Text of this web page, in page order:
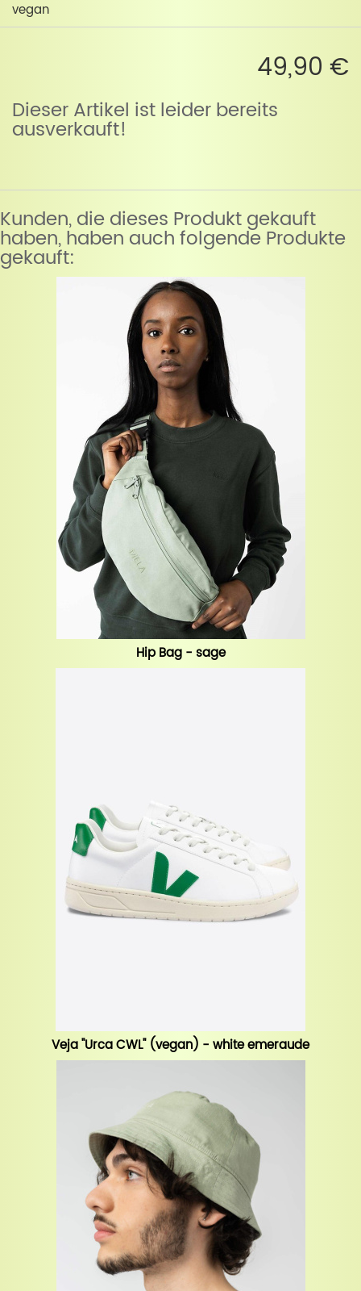
vegan
49,90 €
Dieser Artikel ist leider bereits
ausverkauft!
Kunden, die dieses Produkt gekauft
haben, haben auch folgende Produkte
gekauft:
Hip Bag - sage
Veja "Urca CWL" (vegan) - white emeraude